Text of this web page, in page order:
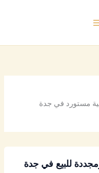
مستورد في جدة
للبيع في جدة